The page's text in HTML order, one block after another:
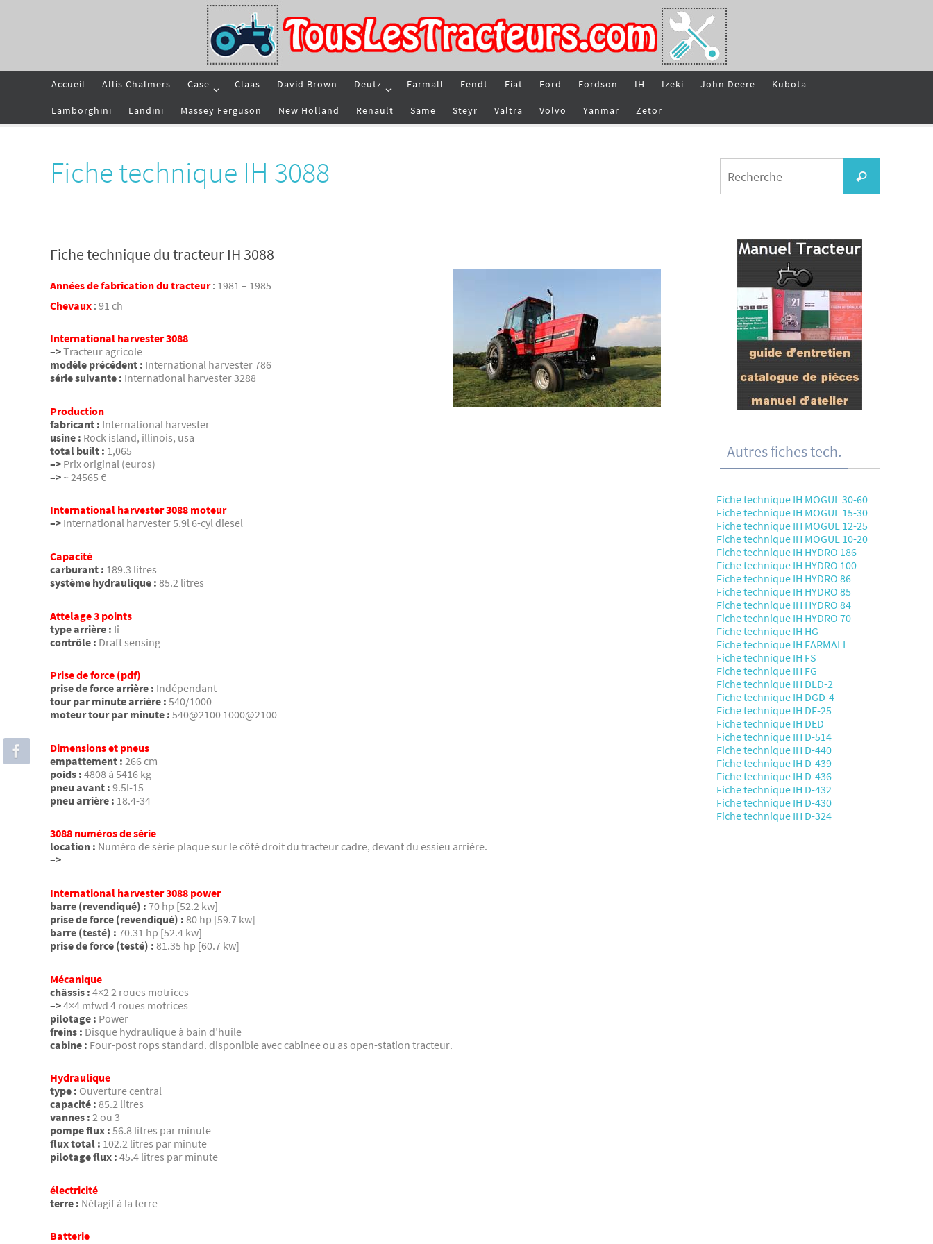
Accueil Allis Chalmers Case Claas David Brown Deutz Farmall Fendt Fiat Ford Fordson IH Izeki John Deere Kubota
Lamborghini Landini Massey Ferguson New Holland Renault Same Steyr Valtra Volvo Yanmar Zetor
Fiche technique IH 3088
Fiche technique du tracteur IH 3088
Années de fabrication du tracteur: 1981 – 1985
Chevaux : 91 ch
International harvester 3088
–>Tracteur agricole
modèle précédent : International harvester 786
série suivante : International harvester 3288
Production
fabricant : International harvester
usine : Rock island, illinois, usa
total built : 1,065
–> Prix original (euros)
–> ~ 24565 €
International harvester 3088 moteur
–> International harvester 5.9l 6-cyl diesel
Capacité
carburant : 189.3 litres
système hydraulique : 85.2 litres
Attelage 3 points
type arrière : Ii
contrôle : Draft sensing
Prise de force (pdf)
prise de force arrière : Indépendant
tour par minute arrière : 540/1000
moteur tour par minute : 540@2100 1000@2100
Dimensions et pneus
empattement : 266 cm
poids : 4808 à 5416 kg
pneu avant : 9.5l-15
pneu arrière : 18.4-34
3088 numéros de série
location : Numéro de série plaque sur le côté droit du tracteur cadre, devant du essieu arrière.
–>
International harvester 3088 power
barre (revendiqué) : 70 hp [52.2 kw]
prise de force (revendiqué) : 80 hp [59.7 kw]
barre (testé) : 70.31 hp [52.4 kw]
prise de force (testé) : 81.35 hp [60.7 kw]
Mécanique
châssis : 4×2 2 roues motrices
–>4×4 mfwd 4 roues motrices
pilotage : Power
freins : Disque hydraulique à bain d’huile
cabine : Four-post rops standard. disponible avec cabinee ou as open-station tracteur.
Hydraulique
type : Ouverture central
capacité : 85.2 litres
vannes : 2 ou 3
pompe flux : 56.8 litres par minute
flux total : 102.2 litres par minute
pilotage flux : 45.4 litres par minute
électricité
terre : Nétagif à la terre
Batterie
Recherche
Autres fiches tech.
Fiche technique IH MOGUL 30-60
Fiche technique IH MOGUL 15-30
Fiche technique IH MOGUL 12-25
Fiche technique IH MOGUL 10-20
Fiche technique IH HYDRO 186
Fiche technique IH HYDRO 100
Fiche technique IH HYDRO 86
Fiche technique IH HYDRO 85
Fiche technique IH HYDRO 84
Fiche technique IH HYDRO 70
Fiche technique IH HG
Fiche technique IH FARMALL
Fiche technique IH FS
Fiche technique IH FG
Fiche technique IH DLD-2
Fiche technique IH DGD-4
Fiche technique IH DF-25
Fiche technique IH DED
Fiche technique IH D-514
Fiche technique IH D-440
Fiche technique IH D-439
Fiche technique IH D-436
Fiche technique IH D-432
Fiche technique IH D-430
Fiche technique IH D-324